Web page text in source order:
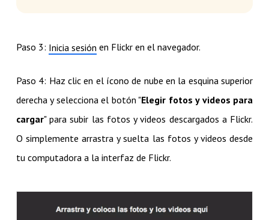
Paso 3: Inicia sesión en Flickr en el navegador.
Paso 4: Haz clic en el ícono de nube en la esquina superior
derecha y selecciona el botón "Elegir fotos y videos para
cargar" para subir las fotos y videos descargados a Flickr.
O simplemente arrastra y suelta las fotos y videos desde
tu computadora a la interfaz de Flickr.